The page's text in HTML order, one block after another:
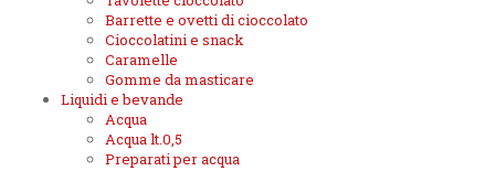
Barrette e ovetti di cioccolato
Cioccolatini e snack
Caramelle
Gomme da masticare
Liquidi e bevande
Acqua
Acqua lt.0,5
Preparati per acqua